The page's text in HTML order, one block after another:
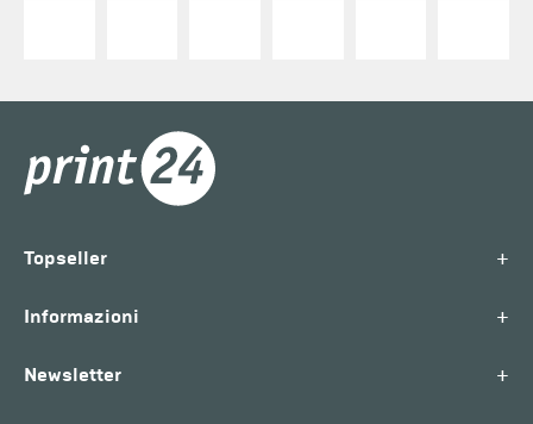
Topseller +
Informazioni +
Newsletter +